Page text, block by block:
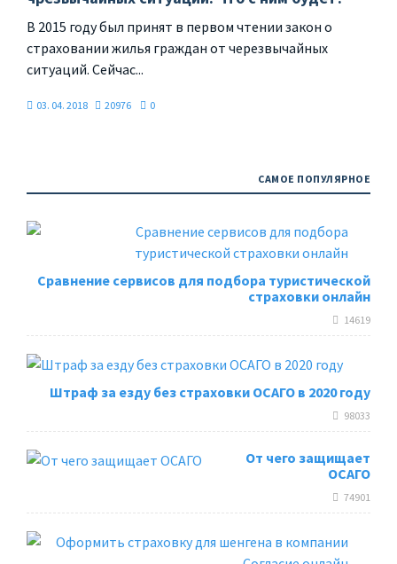
В 2015 году был принят в первом чтении закон о
страховании жилья граждан от черезвычайных
ситуаций. Сейчас...
03. 04. 2018 20976 0
САМОЕ ПОПУЛЯРНОЕ
Сравнение сервисов для подбора туристической
страховки онлайн
14619
Штраф за езду без страховки ОСАГО в 2020 году
98033
От чего защищает
ОСАГО
74901